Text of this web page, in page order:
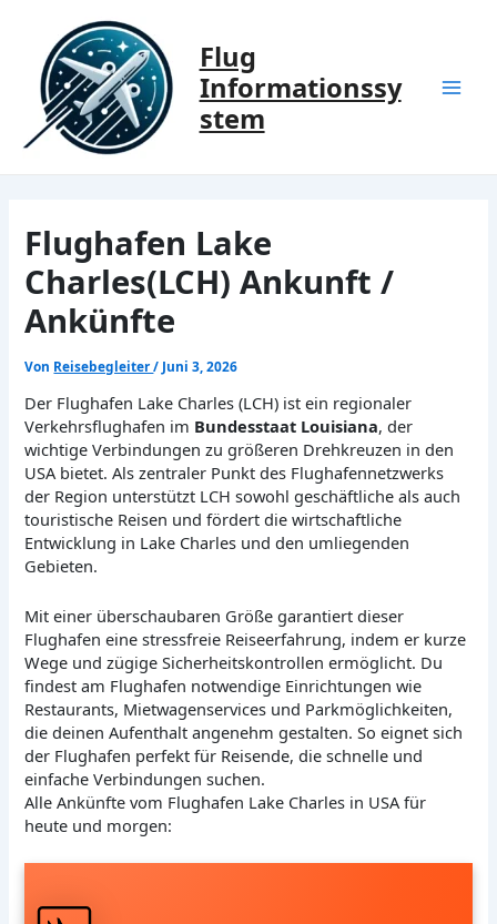
springen
Flug
Informationssy
stem
Flughafen Lake
Charles(LCH) Ankunft /
Ankünfte
Von Reisebegleiter/ Juni 3, 2026
Der Flughafen Lake Charles (LCH) ist ein regionaler
Verkehrsflughafen im Bundesstaat Louisiana, der
wichtige Verbindungen zu größeren Drehkreuzen in den
USA bietet. Als zentraler Punkt des Flughafennetzwerks
der Region unterstützt LCH sowohl geschäftliche als auch
touristische Reisen und fördert die wirtschaftliche
Entwicklung in Lake Charles und den umliegenden
Gebieten.
Mit einer überschaubaren Größe garantiert dieser
Flughafen eine stressfreie Reiseerfahrung, indem er kurze
Wege und zügige Sicherheitskontrollen ermöglicht. Du
findest am Flughafen notwendige Einrichtungen wie
Restaurants, Mietwagenservices und Parkmöglichkeiten,
die deinen Aufenthalt angenehm gestalten. So eignet sich
der Flughafen perfekt für Reisende, die schnelle und
einfache Verbindungen suchen.
Alle Ankünfte vom Flughafen Lake Charles in USA für
heute und morgen: